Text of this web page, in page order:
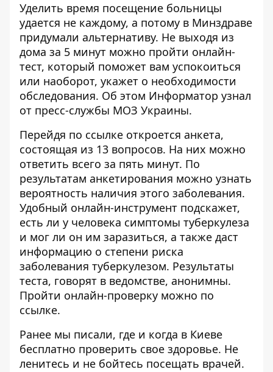
Уделить время посещение больницы
удается не каждому, а потому в Минздраве
придумали альтернативу. Не выходя из
дома за 5 минут можно пройти онлайн-
тест, который поможет вам успокоиться
или наоборот, укажет о необходимости
обследования. Об этом Информатор узнал
от пресс-службы МОЗ Украины.
Перейдя по ссылке откроется анкета,
состоящая из 13 вопросов. На них можно
ответить всего за пять минут. По
результатам анкетирования можно узнать
вероятность наличия этого заболевания.
Удобный онлайн-инструмент подскажет,
есть ли у человека симптомы туберкулеза
и мог ли он им заразиться, а также даст
информацию о степени риска
заболевания туберкулезом. Результаты
теста, говорят в ведомстве, анонимны.
Пройти онлайн-проверку можно по
ссылке.
Ранее мы писали, где и когда в Киеве
бесплатно проверить свое здоровье. Не
ленитесь и не бойтесь посещать врачей.